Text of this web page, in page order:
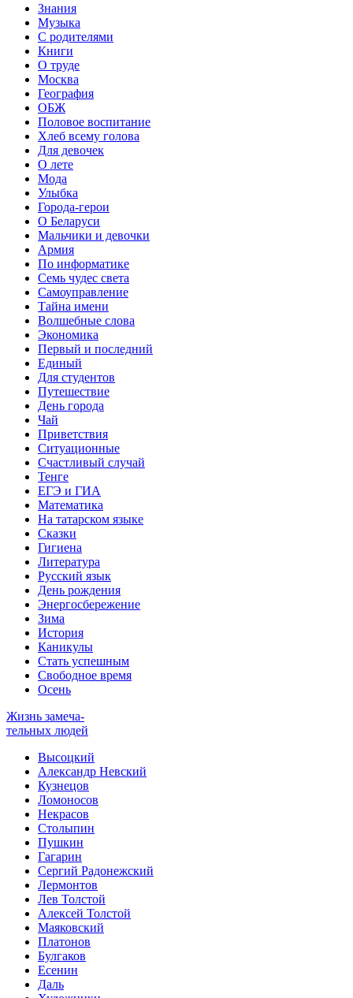
Знания
Музыка
С родителями
Книги
О труде
Москва
География
ОБЖ
Половое воспитание
Хлеб всему голова
Для девочек
О лете
Мода
Улыбка
Города-герои
О Беларуси
Мальчики и девочки
Армия
По информатике
Семь чудес света
Самоуправление
Тайна имени
Волшебные слова
Экономика
Первый и последний
Единый
Для студентов
Путешествие
День города
Чай
Приветствия
Ситуационные
Счастливый случай
Тенге
ЕГЭ и ГИА
Математика
На татарском языке
Сказки
Гигиена
Литература
Русский язык
День рождения
Энергосбережение
Зима
История
Каникулы
Стать успешным
Свободное время
Осень
Жизнь замеча-
тельных людей
Высоцкий
Александр Невский
Кузнецов
Ломоносов
Некрасов
Столыпин
Пушкин
Гагарин
Сергий Радонежский
Лермонтов
Лев Толстой
Алексей Толстой
Маяковский
Платонов
Булгаков
Есенин
Даль